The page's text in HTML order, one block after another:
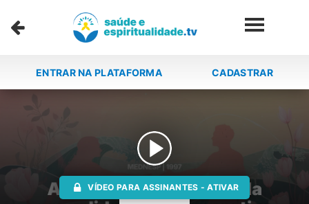
ENTRAR NA PLATAFORMA CADASTRAR
VÍDEO PARA ASSINANTES - ATIVAR